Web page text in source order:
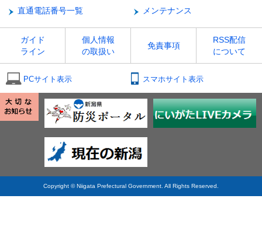
直通電話番号一覧
メンテナンス
ガイド
ライン
個人情報
の取扱い
免責事項
RSS配信
について
PCサイト表示 スマホサイト表示
Copyright © Niigata Prefectural Government. All Rights Reserved.